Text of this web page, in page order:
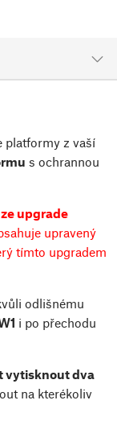
platformy z vaší
s ochrannou
upgrade
upravený
tímto upgradem
odlišnému
i po přechodu
vytisknout dva
na kterékoliv